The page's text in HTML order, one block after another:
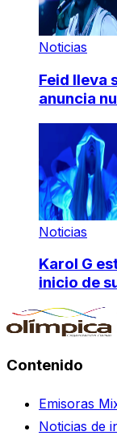
Noticias
Feid lleva
anuncia
Noticias
Karol G
inicio de
Contenido
Emisoras
Noticias de